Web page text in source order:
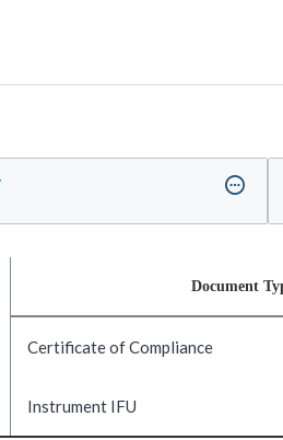
Document
Certificate of Compliance
Instrument IFU